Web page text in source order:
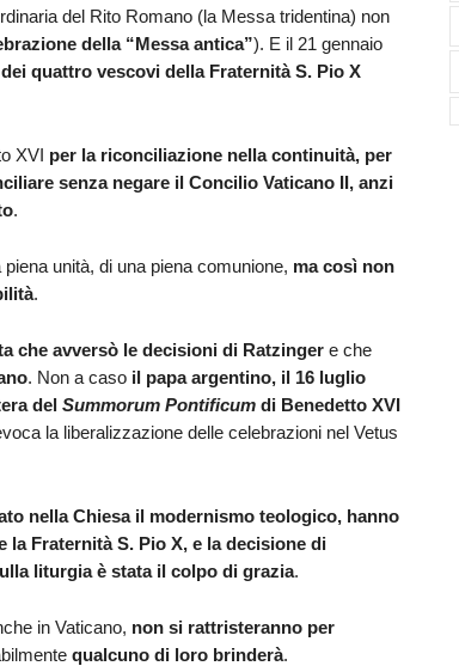
del Rito Romano (la Messa tridentina) non
della “Messa antica”). E il 21 gennaio
quattro vescovi della Fraternità S. Pio X
XVI per la riconciliazione nella continuità, per
senza negare il Concilio Vaticano II, anzi
.
unità, di una piena comunione, ma così non
.
che avversò le decisioni di Ratzingere che
. Non a caso il papa argentino, il 16 luglio
del Summorum Pontificumdi Benedetto XVI
la liberalizzazione delle celebrazioni nel Vetus
nella Chiesa il modernismo teologico, hanno
Fraternità S. Pio X, e la decisione di
liturgia è stata il colpo di grazia.
in Vaticano, non si rattristeranno per
qualcuno di loro brinderà.